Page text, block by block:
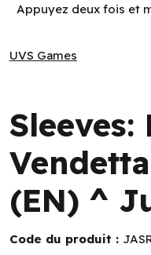
Appuyez deux fois et
UVS Games
(EN) ^
Code du produit :